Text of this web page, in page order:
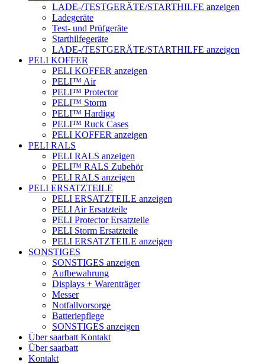
LADE-/TESTGERÄTE/STARTHILFE anzeigen
Ladegeräte
Test- und Prüfgeräte
Starthilfegeräte
LADE-/TESTGERÄTE/STARTHILFE anzeigen
PELI KOFFER
PELI KOFFER anzeigen
PELI™ Air
PELI™ Protector
PELI™ Storm
PELI™ Hardigg
PELI™ Ruck Cases
PELI KOFFER anzeigen
PELI RALS
PELI RALS anzeigen
PELI™ RALS Zubehör
PELI RALS anzeigen
PELI ERSATZTEILE
PELI ERSATZTEILE anzeigen
PELI Air Ersatzteile
PELI Protector Ersatzteile
PELI Storm Ersatzteile
PELI ERSATZTEILE anzeigen
SONSTIGES
SONSTIGES anzeigen
Aufbewahrung
Displays + Warenträger
Messer
Notfallvorsorge
Batteriepflege
SONSTIGES anzeigen
Über saarbatt Kontakt
Über saarbatt
Kontakt